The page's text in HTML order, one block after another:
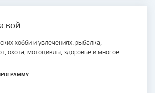
хобби и увлечениях: рыбалка,
охота, мотоциклы, здоровье и многое